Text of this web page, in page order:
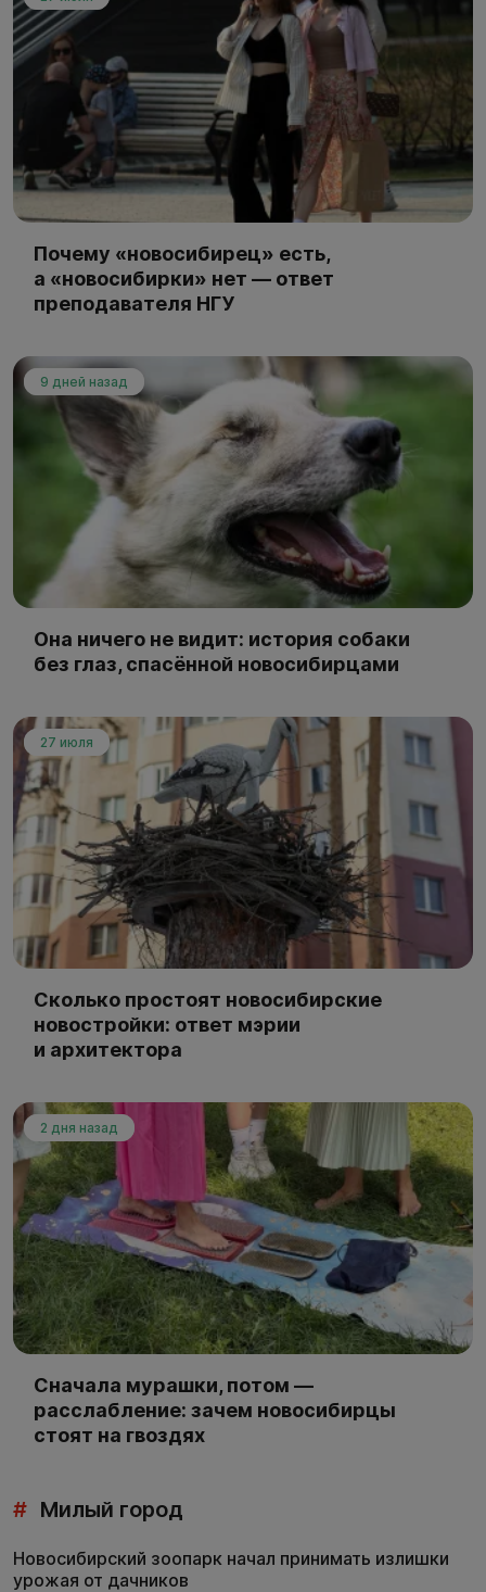
Почему «новосибирец» есть,
а «новосибирки» нет — ответ
преподавателя НГУ
9 дней назад
Она ничего не видит: история собаки
без глаз, спасённой новосибирцами
27 июля
Сколько простоят новосибирские
новостройки: ответ мэрии
и архитектора
2 дня назад
Сначала мурашки, потом —
расслабление: зачем новосибирцы
стоят на гвоздях
# Милый город
Новосибирский зоопарк начал принимать излишки
урожая от дачников